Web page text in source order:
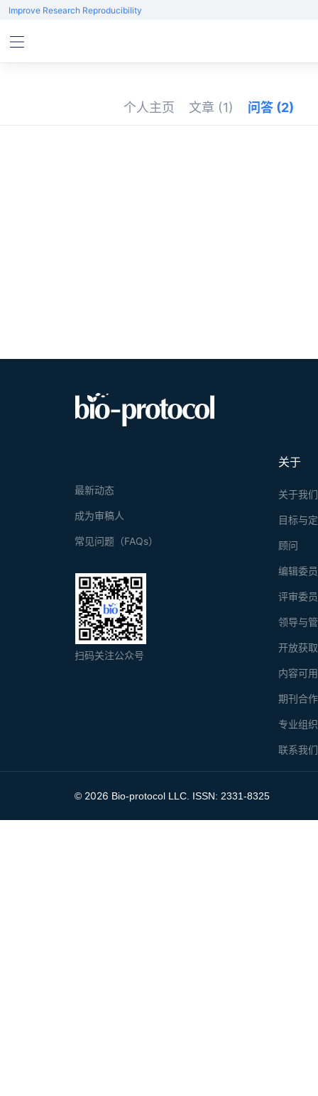
Improve Research Reproducibility
个人主页 文章 (1) 问答 (2)
关于
关于我们
目标与
顾问
编辑委
评审委
领导与
开放获
内容可
期刊合
专业组
联系我们
最新动态
成为审稿人
常见问题（FAQs）
扫码关注公众号
© 2026 Bio-protocol LLC. ISSN: 2331-8325